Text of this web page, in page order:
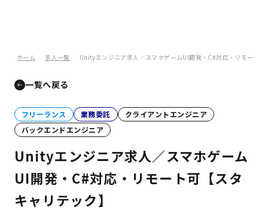
ホーム 求人一覧 Unityエンジニア求人／スマホゲームUI開発・C#対応・リモート
一覧へ戻る
フリーランス 業務委託
クライアントエンジニア
バックエンドエンジニア
Unityエンジニア求人／スマホゲーム
UI開発・C#対応・リモート可【スタ
キャリテック】